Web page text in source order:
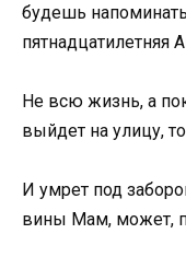
будешь
пятнадцатилетняя
Не всю жизнь, а
выйдет на улицу,
И умрет под
вины Мам, может,